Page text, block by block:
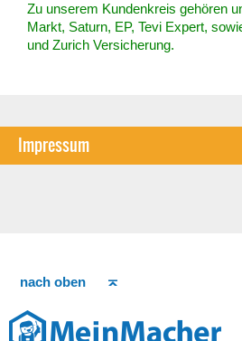
Zu unserem Kundenkreis gehören
Markt, Saturn, EP, Tevi Expert,
und Zurich Versicherung.
Impressum
nach oben